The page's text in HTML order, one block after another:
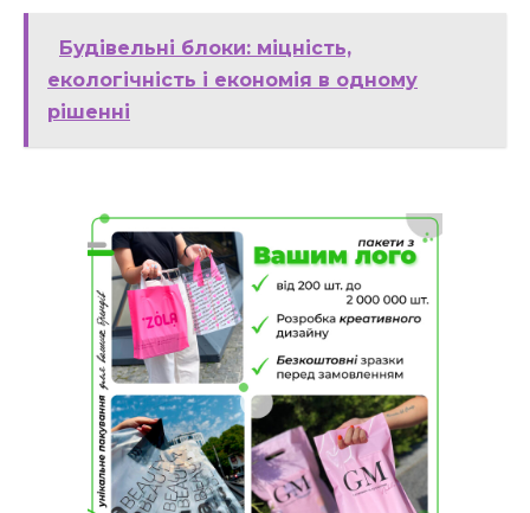
Будівельні блоки: міцність,
екологічність і економія в одному
рішенні